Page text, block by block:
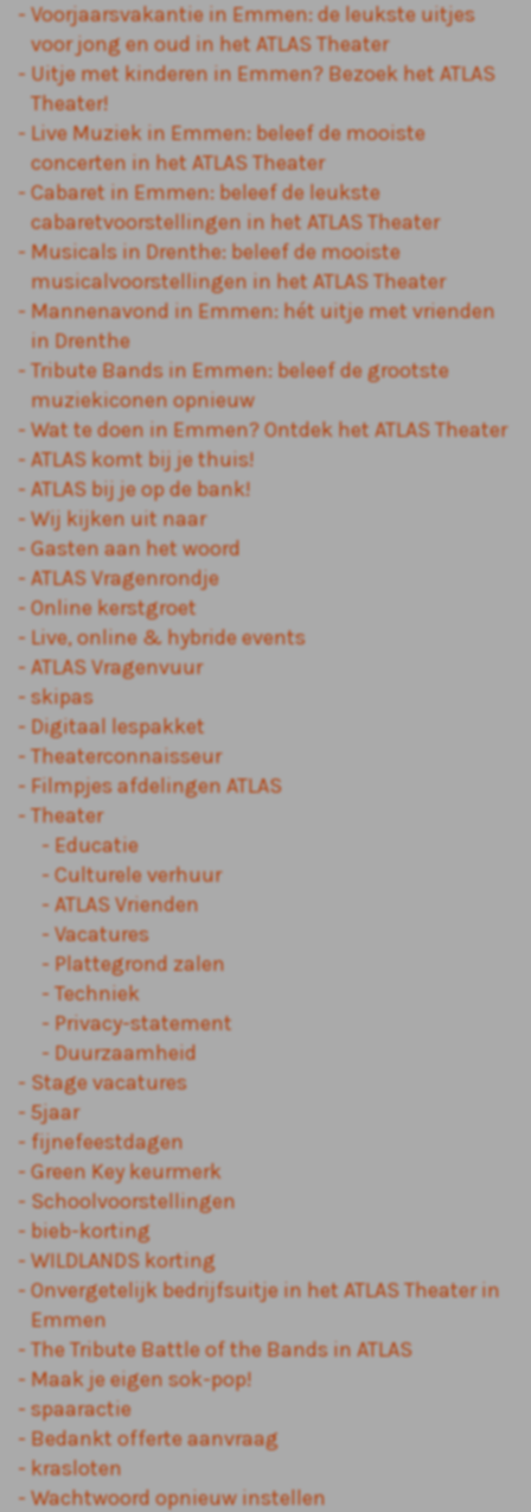
Voorjaarsvakantie in Emmen: de leukste uitjes
voor jong en oud in het ATLAS Theater
Uitje met kinderen in Emmen? Bezoek het ATLAS
Theater!
Live Muziek in Emmen: beleef de mooiste
concerten in het ATLAS Theater
Cabaret in Emmen: beleef de leukste
cabaretvoorstellingen in het ATLAS Theater
Musicals in Drenthe: beleef de mooiste
musicalvoorstellingen in het ATLAS Theater
Mannenavond in Emmen: hét uitje met vrienden
in Drenthe
Tribute Bands in Emmen: beleef de grootste
muziekiconen opnieuw
Wat te doen in Emmen? Ontdek het ATLAS Theater
ATLAS komt bij je thuis!
ATLAS bij je op de bank!
Wij kijken uit naar
Gasten aan het woord
ATLAS Vragenrondje
Online kerstgroet
Live, online & hybride events
ATLAS Vragenvuur
skipas
Digitaal lespakket
Theaterconnaisseur
Filmpjes afdelingen ATLAS
Theater
Educatie
Culturele verhuur
ATLAS Vrienden
Vacatures
Plattegrond zalen
Techniek
Privacy-statement
Duurzaamheid
Stage vacatures
5jaar
fijnefeestdagen
Green Key keurmerk
Schoolvoorstellingen
bieb-korting
WILDLANDS korting
Onvergetelijk bedrijfsuitje in het ATLAS Theater in
Emmen
The Tribute Battle of the Bands in ATLAS
Maak je eigen sok-pop!
spaaractie
Bedankt offerte aanvraag
krasloten
Wachtwoord opnieuw instellen